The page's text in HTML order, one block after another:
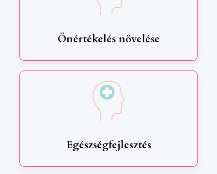
Önértékelés növelése
Egészségfejlesztés